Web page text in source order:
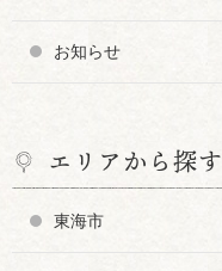
お知らせ
エリアから探す
東海市